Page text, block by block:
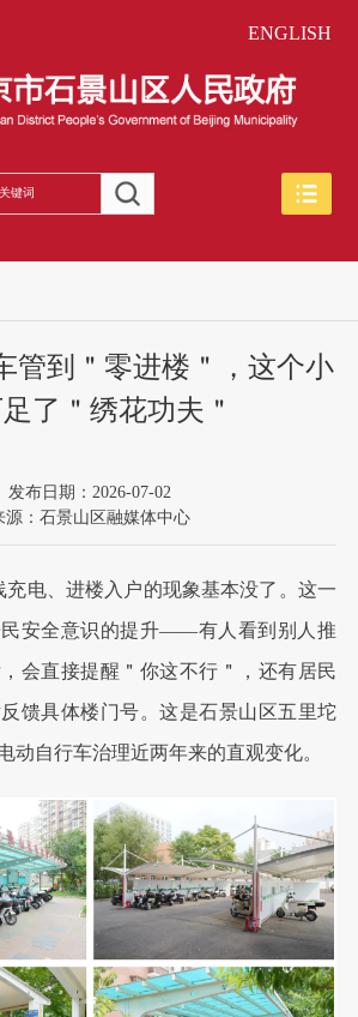
ENGLISH
管到＂零进楼＂，这个小
了＂绣花功夫＂
发布日期：2026-07-02
源：石景山区融媒体中心
电、进楼入户的现象基本没了。这一
安全意识的提升——有人看到别人推
会直接提醒＂你这不行＂，还有居民
馈具体楼门号。这是石景山区五里坨
动自行车治理近两年来的直观变化。